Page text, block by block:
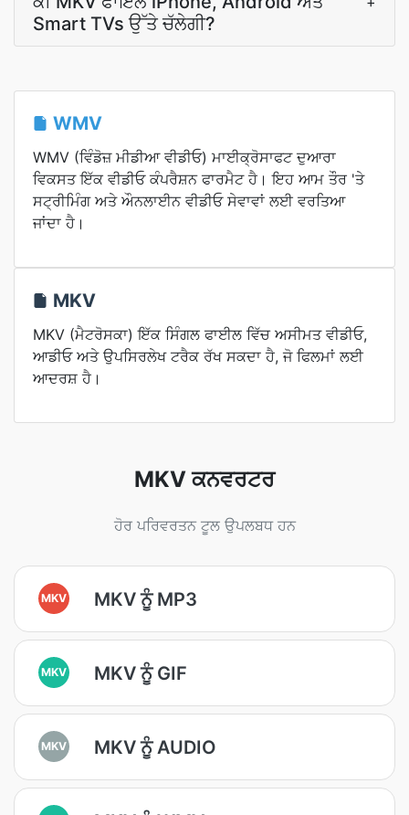
Smart TVs ਉੱਤੇ ਚੱਲੇਗੀ?
WMV
WMV (ਵਿੰਡੋਜ਼ ਮੀਡੀਆ ਵੀਡੀਓ) ਮਾਈਕ੍ਰੋਸਾਫਟ ਦੁਆਰਾ
ਵਿਕਸਤ ਇੱਕ ਵੀਡੀਓ ਕੰਪਰੈਸ਼ਨ ਫਾਰਮੈਟ ਹੈ। ਇਹ ਆਮ ਤੌਰ 'ਤੇ
ਸਟ੍ਰੀਮਿੰਗ ਅਤੇ ਔਨਲਾਈਨ ਵੀਡੀਓ ਸੇਵਾਵਾਂ ਲਈ ਵਰਤਿਆ
ਜਾਂਦਾ ਹੈ।
MKV
MKV (ਮੈਟਰੋਸਕਾ) ਇੱਕ ਸਿੰਗਲ ਫਾਈਲ ਵਿੱਚ ਅਸੀਮਤ ਵੀਡੀਓ,
ਆਡੀਓ ਅਤੇ ਉਪਸਿਰਲੇਖ ਟਰੈਕ ਰੱਖ ਸਕਦਾ ਹੈ, ਜੋ ਫਿਲਮਾਂ ਲਈ
ਆਦਰਸ਼ ਹੈ।
MKV ਕਨਵਰਟਰ
ਹੋਰ ਪਰਿਵਰਤਨ ਟੂਲ ਉਪਲਬਧ ਹਨ
MKV MKV ਨੂੰ MP3
MKV MKV ਨੂੰ GIF
MKV MKV ਨੂੰ AUDIO